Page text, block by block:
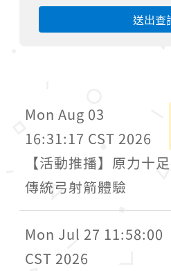
送出查
Mon Aug 03
16:31:17 CST 2026
【活動推播】原力十
傳統弓射箭體驗
Mon Jul 27 11:58:00
CST 2026